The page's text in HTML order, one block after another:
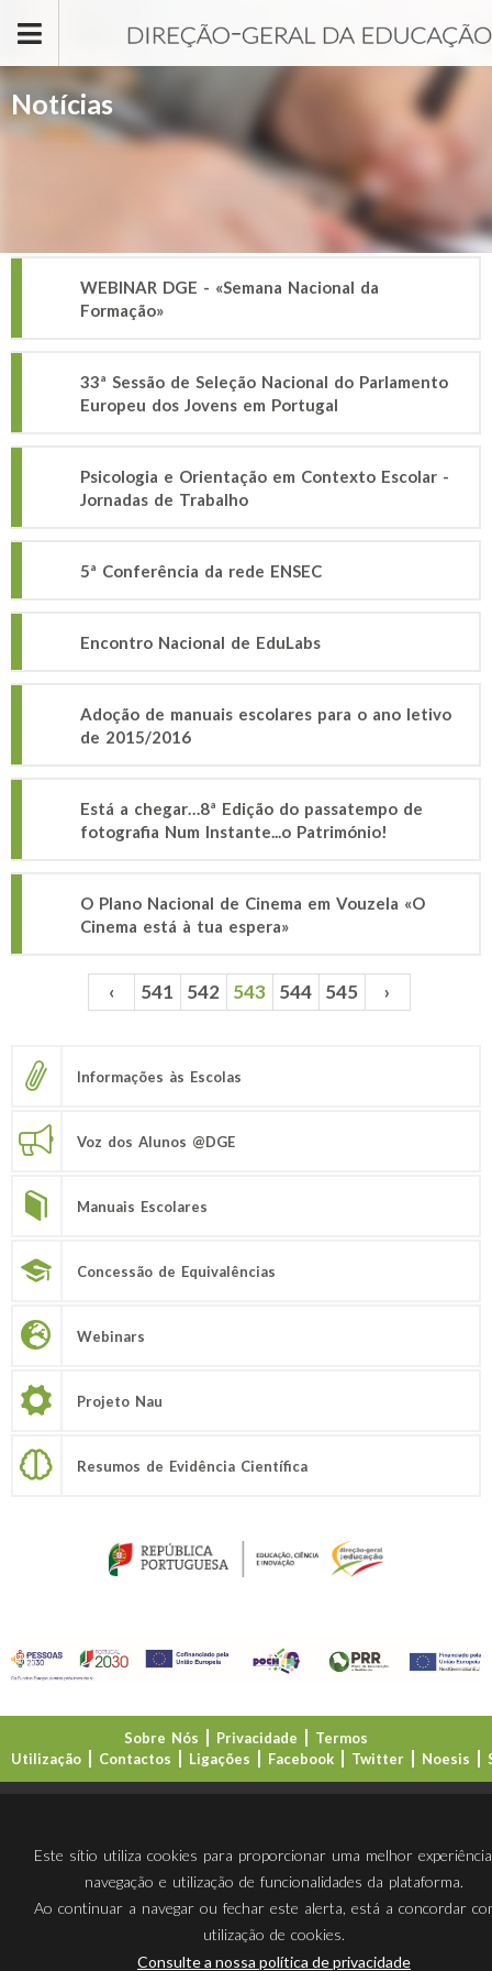
Notícias
WEBINAR DGE - «Semana Nacional da
Formação»
33ª Sessão de Seleção Nacional do Parlamento
Europeu dos Jovens em Portugal
Psicologia e Orientação em Contexto Escolar -
Jornadas de Trabalho
5ª Conferência da rede ENSEC
Encontro Nacional de EduLabs
Adoção de manuais escolares para o ano letivo
de 2015/2016
Está a chegar…8ª Edição do passatempo de
fotografia Num Instante...o Património!
O Plano Nacional de Cinema em Vouzela «O
Cinema está à tua espera»
Páginas ‹ 541 542 543 544 545 ›
Informações às Escolas
Voz dos Alunos @DGE
Manuais Escolares
Concessão de Equivalências
Webinars
Projeto Nau
Resumos de Evidência Científica
Sobre Nós Privacidade
Termos
Utilização
Contactos Ligações Facebook Twitter Noesis
Este sítio utiliza cookies para proporcionar uma melhor
navegação e utilização de funcionalidades da plataforma.
Ao continuar a navegar ou fechar este alerta, está a concordar
utilização de cookies.
Consulte a nossa política de privacidade